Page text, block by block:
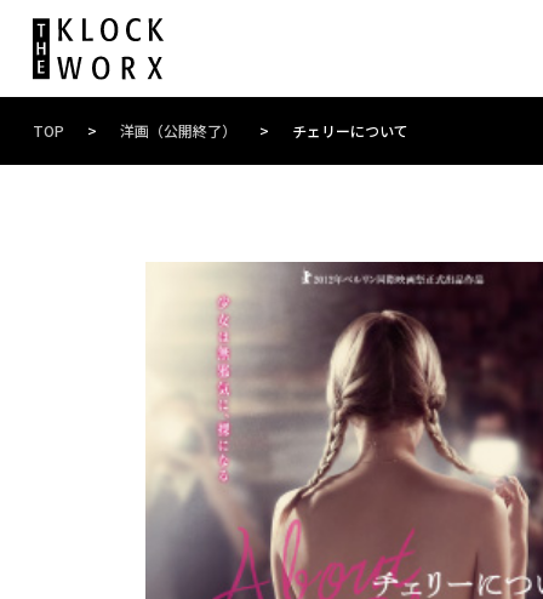
TOP > 洋画（公開終了） > チェリーについて